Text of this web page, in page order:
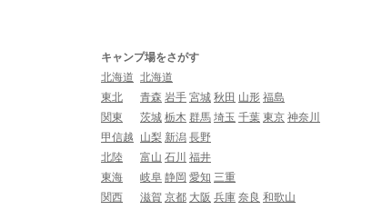
キャンプ場をさがす
北海道 北海道
東北
青森 岩手 宮城 秋田 山形 福島
関東
茨城 栃木 群馬 埼玉 千葉 東京 神奈川
甲信越
山梨 新潟 長野
北陸
富山 石川 福井
東海
岐阜 静岡 愛知 三重
関西
滋賀 京都 大阪 兵庫 奈良 和歌山